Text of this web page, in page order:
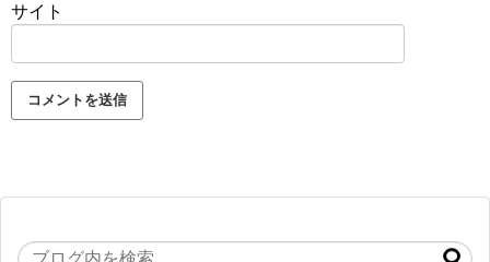
サイト